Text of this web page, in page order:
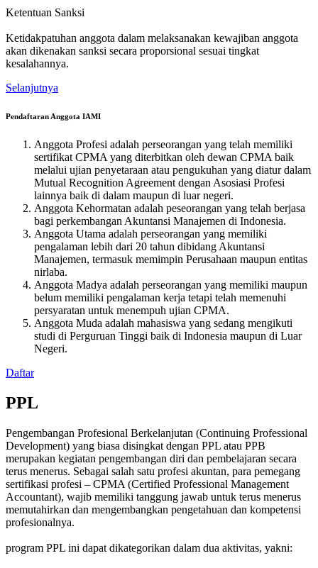
Ketentuan Sanksi
Ketidakpatuhan anggota dalam melaksanakan kewajiban anggota
akan dikenakan sanksi secara proporsional sesuai tingkat
kesalahannya.
Selanjutnya
Pendaftaran Anggota IAMI
Anggota Profesi adalah perseorangan yang telah memiliki
sertifikat CPMA yang diterbitkan oleh dewan CPMA baik
melalui ujian penyetaraan atau pengukuhan yang diatur dalam
Mutual Recognition Agreement dengan Asosiasi Profesi
lainnya baik di dalam maupun di luar negeri.
Anggota Kehormatan adalah peseorangan yang telah berjasa
bagi perkembangan Akuntansi Manajemen di Indonesia.
Anggota Utama adalah perseorangan yang memiliki
pengalaman lebih dari 20 tahun dibidang Akuntansi
Manajemen, termasuk memimpin Perusahaan maupun entitas
nirlaba.
Anggota Madya adalah perseorangan yang memiliki maupun
belum memiliki pengalaman kerja tetapi telah memenuhi
persyaratan untuk menempuh ujian CPMA.
Anggota Muda adalah mahasiswa yang sedang mengikuti
studi di Perguruan Tinggi baik di Indonesia maupun di Luar
Negeri.
Daftar
PPL
Pengembangan Profesional Berkelanjutan (Continuing Professional
Development) yang biasa disingkat dengan PPL atau PPB
merupakan kegiatan pengembangan diri dan pembelajaran secara
terus menerus. Sebagai salah satu profesi akuntan, para pemegang
sertifikasi profesi – CPMA (Certified Professional Management
Accountant), wajib memiliki tanggung jawab untuk terus menerus
memutahirkan dan mengembangkan pengetahuan dan kompetensi
profesionalnya.
program PPL ini dapat dikategorikan dalam dua aktivitas, yakni: